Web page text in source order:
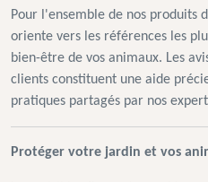
Pour l'ensemble de nos produits
oriente vers les références les
bien-être de vos animaux. Les
clients constituent une aide
pratiques partagés par nos
Protéger votre jardin et vos